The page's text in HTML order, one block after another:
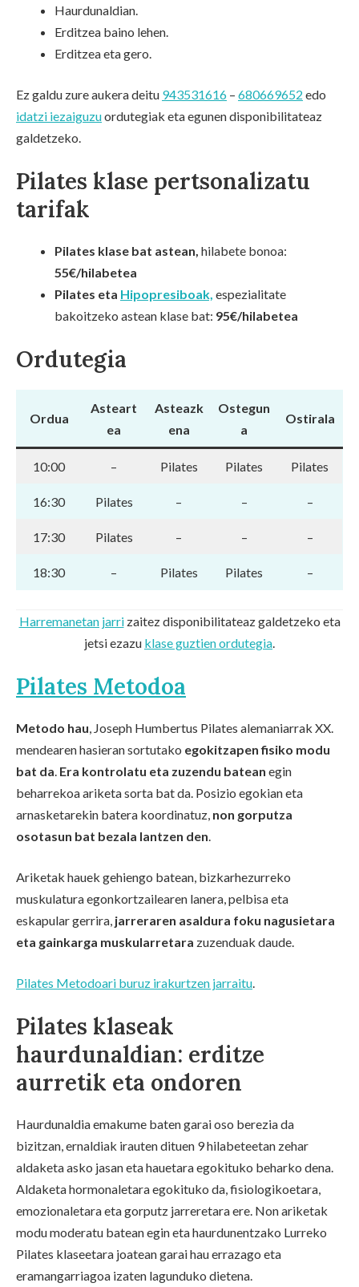
Haurdunaldian.
Erditzea baino lehen.
Erditzea eta gero.
Ez galdu zure aukera deitu 943531616 – 680669652 edo
idatzi iezaiguzuordutegiak eta egunen disponibilitateaz
galdetzeko.
Pilates klase pertsonalizatu
tarifak
Pilates klase bat astean, hilabete bonoa:
55€/hilabetea
Pilates eta Hipopresiboak, espezialitate
bakoitzeko astean klase bat: 95€/hilabetea
Ordutegia
Ordua
Asteart
ea
Asteazk
ena
Ostegun
a
Ostirala
10:00 – Pilates Pilates Pilates
16:30 Pilates – – –
17:30 Pilates – – –
18:30 – Pilates Pilates –
Harremanetan jarrizaitez disponibilitateaz galdetzeko eta
jetsi ezazu klase guztien ordutegia.
Pilates Metodoa
Metodo hau, Joseph Humbertus Pilates alemaniarrak XX.
mendearen hasieran sortutako egokitzapen fisiko modu
bat da. Era kontrolatu eta zuzendu batean egin
beharrekoa ariketa sorta bat da. Posizio egokian eta
arnasketarekin batera koordinatuz, non gorputza
osotasun bat bezala lantzen den.
Ariketak hauek gehiengo batean, bizkarhezurreko
muskulatura egonkortzailearen lanera, pelbisa eta
eskapular gerrira, jarreraren asaldura foku nagusietara
eta gainkarga muskularretara zuzenduak daude.
Pilates Metodoari buruz irakurtzen jarraitu.
Pilates klaseak
haurdunaldian: erditze
aurretik eta ondoren
Haurdunaldia emakume baten garai oso berezia da
bizitzan, ernaldiak irauten dituen 9 hilabeteetan zehar
aldaketa asko jasan eta hauetara egokituko beharko dena.
Aldaketa hormonaletara egokituko da, fisiologikoetara,
emozionaletara eta gorputz jarreretara ere. Non ariketak
modu moderatu batean egin eta haurdunentzako Lurreko
Pilates klaseetara joatean garai hau errazago eta
eramangarriagoa izaten lagunduko dietena.